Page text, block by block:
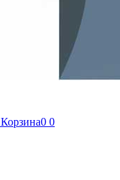
Корзина0 0